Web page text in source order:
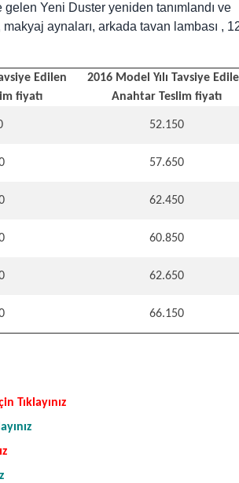
Yeni Duster yeniden tanımlandı ve
aynaları, arkada tavan lambası ,
Edilen
fiyatı
2016 Model Yılı Tavsiye
Anahtar Teslim fiyatı
52.150
57.650
62.450
60.850
62.650
66.150
Tıklayınız